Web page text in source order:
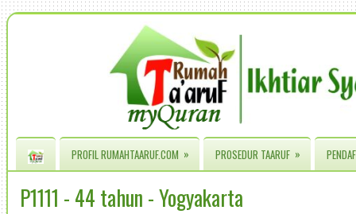
PROFIL RUMAHTAARUF.COM » PROSEDUR TAARUF »
P1111 - 44 tahun - Yogyakarta